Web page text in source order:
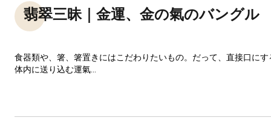
翡翠三昧｜金運、金の氣のバングル
食器類や、箸、箸置きにはこだわりたいもの。だって、直接口に
体内に送り込む運氣...